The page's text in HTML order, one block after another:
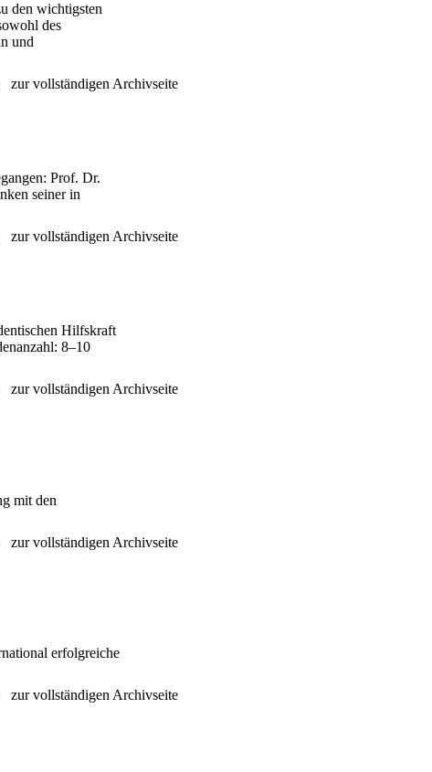
den wichtigsten
des
und
zur vollständigen Archivseite
Prof. Dr.
seiner in
zur vollständigen Archivseite
Hilfskraft
8–10
zur vollständigen Archivseite
mit den
zur vollständigen Archivseite
erfolgreiche
zur vollständigen Archivseite